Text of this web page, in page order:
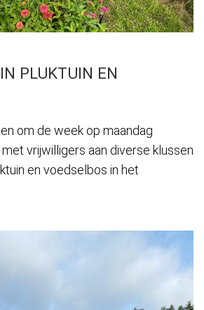
PLUKTUIN EN
om de week op maandag
vrijwilligers aan diverse klussen
en voedselbos in het